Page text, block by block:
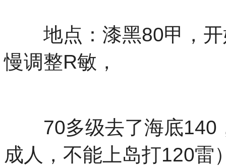
地点：漆黑80甲，开
慢调整R敏，
70多级去了海底140
成人，不能上岛打120雷